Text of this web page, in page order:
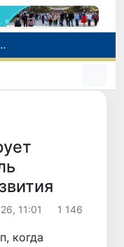
Число пользователей мобильного интернета в Узбекистане за 10 лет выросло в 4,3 раза
При содействии Генконсульства Узбекистана соотечественница, перенесшая инсульт в Алматы, вернулась на родину
11:01 1 146
когда